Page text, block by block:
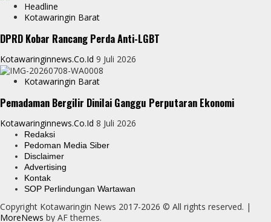
Headline
Kotawaringin Barat
DPRD Kobar Rancang Perda Anti-LGBT
Kotawaringinnews.co.id 9 Juli 2026
Kotawaringin Barat
Pemadaman Bergilir Dinilai Ganggu Perputaran Ekonomi
Kotawaringinnews.co.id 8 Juli 2026
Redaksi
Pedoman Media Siber
Disclaimer
Advertising
Kontak
SOP Perlindungan Wartawan
Copyright Kotawaringin News 2017-2026 © All rights reserved. |
MoreNews by AF themes.